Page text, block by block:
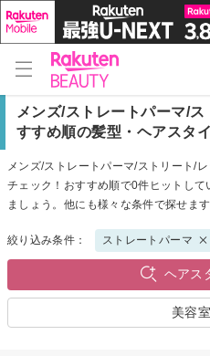
メンズ/ストレートパーマ/
すすめ順の髪型・ヘアスタ
メンズ/ストレートパーマ/ストリート/
チェック！おすすめ順で0件ヒットし
ましょう。他にも様々な条件で探せます
絞り込み条件： ストレートパーマ
ヘアス
美容